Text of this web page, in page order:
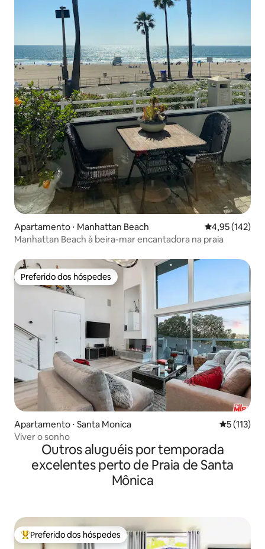
Apartamento ⋅ Manhattan Beach 4,95 de uma
4,95 (142)
Manhattan Beach à beira-mar encantadora na praia
Preferido dos hóspedes
Preferido dos hóspedes
Apartamento ⋅ Santa Monica 5 de uma
5 (113)
Viver o sonho
Outros aluguéis por temporada
excelentes perto de Praia de Santa
Mônica
Entre os melhores preferidos dos hóspedes
Preferido dos hóspedes